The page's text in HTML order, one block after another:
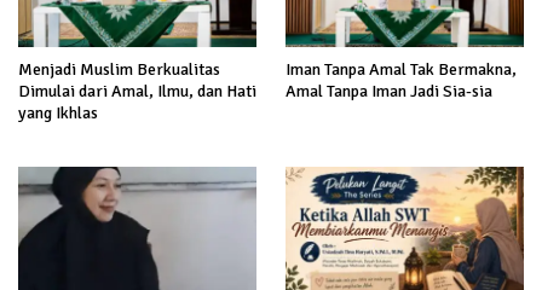
Menjadi Muslim Berkualitas
Dimulai dari Amal, Ilmu, dan Hati
yang Ikhlas
Iman Tanpa Amal Tak Bermakna,
Amal Tanpa Iman Jadi Sia-sia